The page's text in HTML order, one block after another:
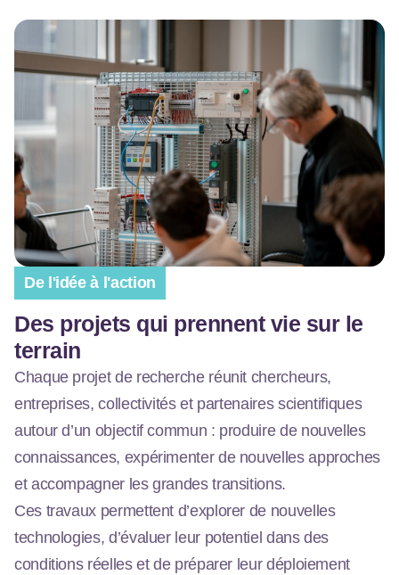
De l'idée à l'action
Des projets qui prennent vie sur le
terrain
Chaque projet de recherche réunit chercheurs,
entreprises, collectivités et partenaires scientifiques
autour d’un objectif commun : produire de nouvelles
connaissances, expérimenter de nouvelles approches
et accompagner les grandes transitions.
Ces travaux permettent d’explorer de nouvelles
technologies, d’évaluer leur potentiel dans des
conditions réelles et de préparer leur déploiement